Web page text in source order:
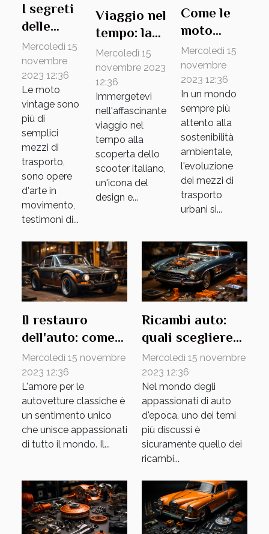
I segreti
delle
moto
vintage:
un
viaggio
nel
tempo
Mercoledì 15
novembre
2023 12:36
Le moto
vintage sono
più di
semplici
mezzi di
trasporto,
sono opere
d'arte in
movimento,
testimoni di...
Viaggio nel
tempo: la
storia dello
scooter
italiano
Mercoledì 15
novembre 2023
12:36
Immergetevi
nell'affascinante
viaggio nel
tempo alla
scoperta dello
scooter italiano,
un'icona del
design e...
Come le
moto
elettriche
stanno
cambiando
il
paesaggio
urbano
Mercoledì 15
novembre
2023 12:36
In un mondo
sempre più
attento alla
sostenibilità
ambientale,
l'evoluzione
dei mezzi di
trasporto
urbani si...
Il restauro
dell'auto: come
riportare in vita
la tua vecchia
amica
Mercoledì 15 novembre
2023 12:36
L'amore per le
autovetture classiche è
un sentimento unico
che unisce appassionati
di tutto il mondo. Il...
Ricambi auto:
quali scegliere
per un'auto
d'epoca
Mercoledì 15 novembre
2023 12:36
Nel mondo degli
appassionati di auto
d'epoca, uno dei temi
più discussi è
sicuramente quello dei
ricambi...